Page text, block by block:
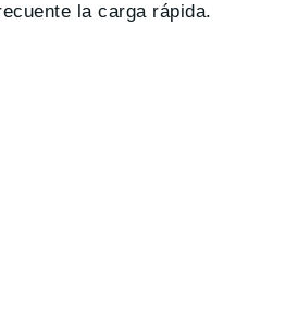
la carga rápida.